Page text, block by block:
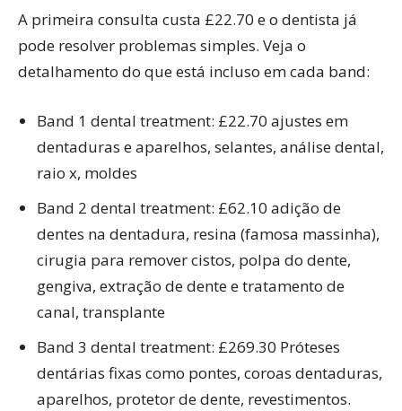
A primeira consulta custa £22.70 e o dentista já
pode resolver problemas simples. Veja o
detalhamento do que está incluso em cada band:
Band 1 dental treatment: £22.70 ajustes em
dentaduras e aparelhos, selantes, análise dental,
raio x, moldes
Band 2 dental treatment: £62.10 adição de
dentes na dentadura, resina (famosa massinha),
cirugia para remover cistos, polpa do dente,
gengiva, extração de dente e tratamento de
canal, transplante
Band 3 dental treatment: £269.30 Próteses
dentárias fixas como pontes, coroas dentaduras,
aparelhos, protetor de dente, revestimentos.